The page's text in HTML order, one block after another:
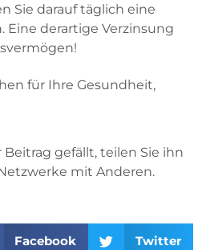
Sie darauf täglich eine
derartige Verzinsung
für Ihre Gesundheit,
gefällt, teilen Sie ihn
mit Anderen.
Facebook Twitter